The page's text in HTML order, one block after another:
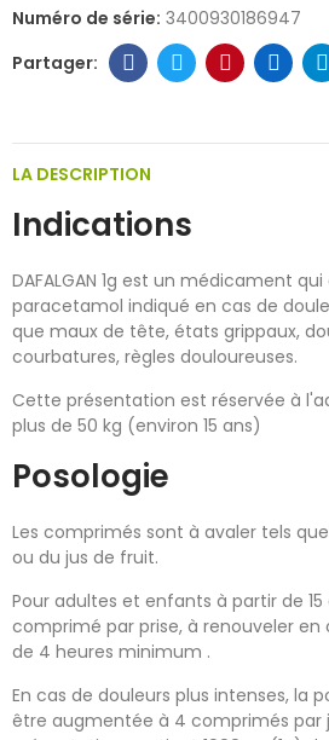
Numéro de série: 3400930186947
LA DESCRIPTION
Indications
DAFALGAN 1g est un médicament
paracetamol indiqué en cas de
que maux de tête, états grippaux,
courbatures, règles douloureuses.
Cette présentation est réservée à
plus de 50 kg (environ 15 ans)
Posologie
Les comprimés sont à avaler tels
ou du jus de fruit.
Pour adultes et enfants à partir de 15
comprimé par prise, à renouveler en
de 4 heures minimum .
En cas de douleurs plus intenses, la
être augmentée à 4 comprimés par